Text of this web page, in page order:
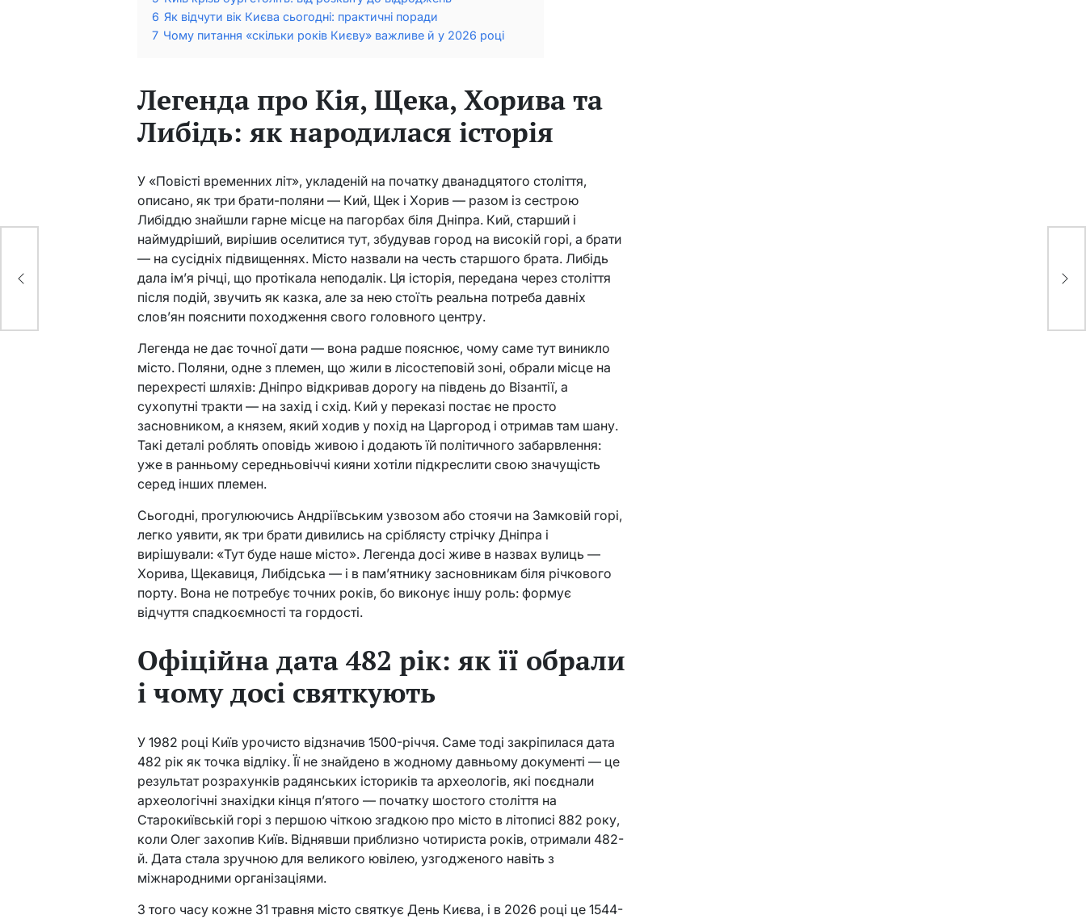
6 Як відчути вік Києва сьогодні: практичні поради
7 Чому питання «скільки років Києву» важливе й у 2026 році
Легенда про Кія, Щека, Хорива та
Либідь: як народилася історія
У «Повісті временних літ», укладеній на початку дванадцятого століття,
описано, як три брати-поляни — Кий, Щек і Хорив — разом із сестрою
Либіддю знайшли гарне місце на пагорбах біля Дніпра. Кий, старший і
наймудріший, вирішив оселитися тут, збудував город на високій горі, а брати
— на сусідніх підвищеннях. Місто назвали на честь старшого брата. Либідь
дала ім’я річці, що протікала неподалік. Ця історія, передана через століття
після подій, звучить як казка, але за нею стоїть реальна потреба давніх
слов’ян пояснити походження свого головного центру.
Легенда не дає точної дати — вона радше пояснює, чому саме тут виникло
місто. Поляни, одне з племен, що жили в лісостеповій зоні, обрали місце на
перехресті шляхів: Дніпро відкривав дорогу на південь до Візантії, а
сухопутні тракти — на захід і схід. Кий у переказі постає не просто
засновником, а князем, який ходив у похід на Царгород і отримав там шану.
Такі деталі роблять оповідь живою і додають їй політичного забарвлення:
уже в ранньому середньовіччі кияни хотіли підкреслити свою значущість
серед інших племен.
Сьогодні, прогулюючись Андріївським узвозом або стоячи на Замковій горі,
легко уявити, як три брати дивились на сріблясту стрічку Дніпра і
вирішували: «Тут буде наше місто». Легенда досі живе в назвах вулиць —
Хорива, Щекавиця, Либідська — і в пам’ятнику засновникам біля річкового
порту. Вона не потребує точних років, бо виконує іншу роль: формує
відчуття спадкоємності та гордості.
Офіційна дата 482 рік: як її обрали
і чому досі святкують
У 1982 році Київ урочисто відзначив 1500-річчя. Саме тоді закріпилася дата
482 рік як точка відліку. Її не знайдено в жодному давньому документі — це
результат розрахунків радянських істориків та археологів, які поєднали
археологічні знахідки кінця п’ятого — початку шостого століття на
Старокиївській горі з першою чіткою згадкою про місто в літописі 882 року,
коли Олег захопив Київ. Віднявши приблизно чотириста років, отримали 482-
й. Дата стала зручною для великого ювілею, узгодженого навіть з
міжнародними організаціями.
З того часу кожне 31 травня місто святкує День Києва, і в 2026 році це 1544-